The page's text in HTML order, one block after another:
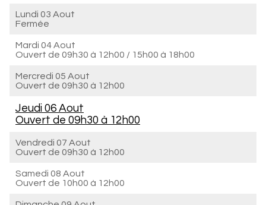
Lundi 03 Aout
Fermée
Mardi 04 Aout
Ouvert de 09h30 à 12h00 / 15h00 à 18h00
Mercredi 05 Aout
Ouvert de 09h30 à 12h00
Jeudi 06 Aout
Ouvert de 09h30 à 12h00
Vendredi 07 Aout
Ouvert de 09h30 à 12h00
Samedi 08 Aout
Ouvert de 10h00 à 12h00